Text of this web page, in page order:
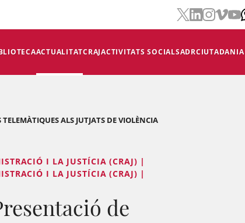
ACTUALITATCRAJACTIVITATS SOCIALSADRCIUTADANIA
ALS JUTJATS DE VIOLÈNCIA
I LA JUSTÍCIA (CRAJ) |
I LA JUSTÍCIA (CRAJ) |
de